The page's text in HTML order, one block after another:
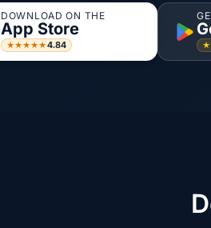
DOWNLOAD ON THE
App Store
★★★★★4.84